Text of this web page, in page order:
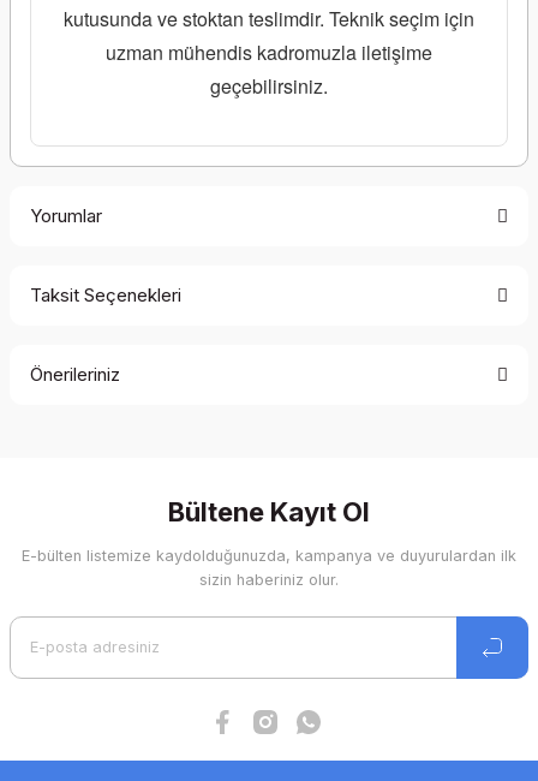
kutusunda ve stoktan teslimdir. Teknik seçim için
uzman mühendis kadromuzla iletişime
geçebilirsiniz.
Yorumlar
Taksit Seçenekleri
Önerileriniz
Görüş ve önerileriniz için teşekkür ederiz.
Ürün resmi kalitesiz, bozuk veya görüntülenemiyor.
Bültene Kayıt Ol
E-bülten listemize kaydolduğunuzda, kampanya ve duyurulardan ilk
sizin haberiniz olur.